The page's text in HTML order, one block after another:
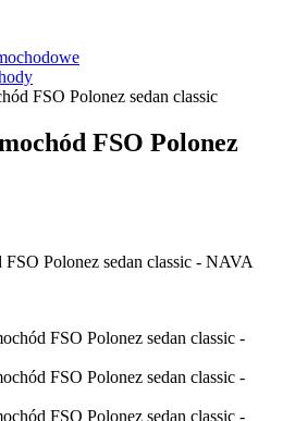
FSO Polonez sedan classic
FSO Polonez